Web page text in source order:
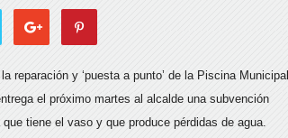
reparación y ‘puesta a punto’ de la Piscina Municipal
el próximo martes al alcalde una subvención
tiene el vaso y que produce pérdidas de agua.